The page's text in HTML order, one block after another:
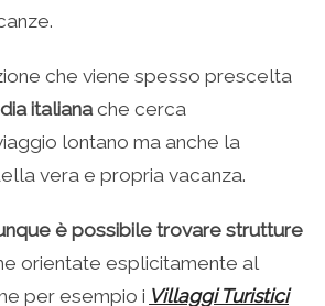
che viene spesso prescelta
italianache cerca
lontano ma anche la
vera e propria vacanza.
è possibile trovare strutture
orientate esplicitamente al
per esempio i Villaggi Turistici